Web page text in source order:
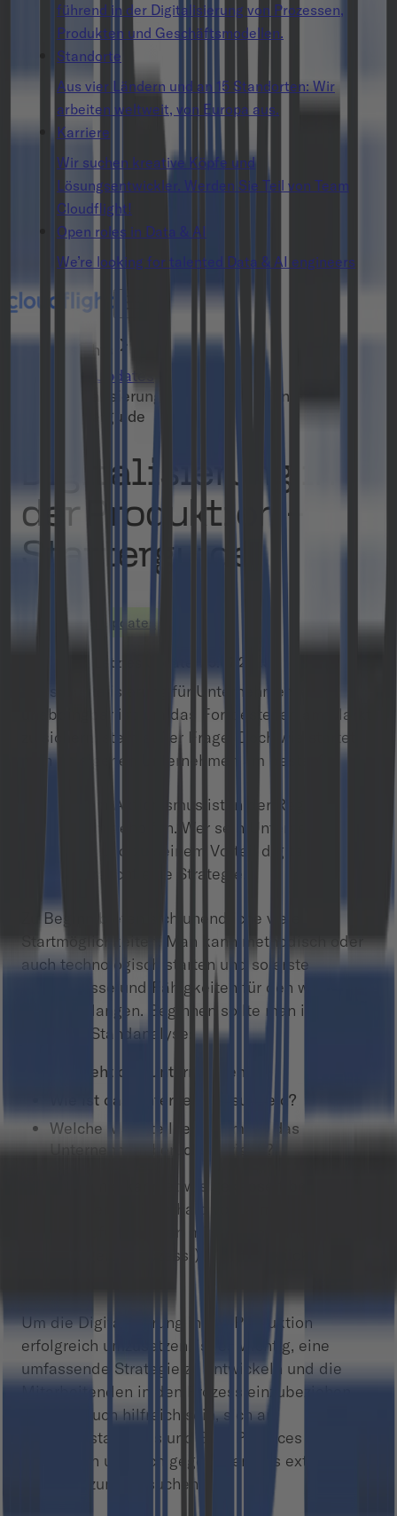
führend in der Digitalisierung von Prozessen,
Produkten und Geschäftsmodellen.
Standorte
Aus vier Ländern und an 15 Standorten: Wir
arbeiten weltweit, von Europa aus.
Karriere
Wir suchen kreative Köpfe und
Lösungsentwickler. Werden Sie Teil von Team
Cloudflight!
Open roles in Data & AI
We’re looking for talented Data & AI engineers
Insights
Tech Updates
Digitalisierung in der Produktion –
Starterguide
Digitalisierung in
der Produktion –
Starterguide
Tech Updates
Letztes Update: 25.07.2023
Dass Digitalisierung für Unternehmen
unabdingbar ist, um das Fortbestehen am Markt
zu sichern, steht außer Frage. Doch wie startet
man im eigenen Unternehmen am besten?
Mit blindem Aktionismus ist in der Regel
niemandem geholfen. Wer sein Unternehmen
nachhaltig und zu seinem Vorteil digitalisieren
möchte, braucht eine Strategie.
Zu Beginn bieten sich unendliche viele
Startmöglichkeiten. Man kann methodisch oder
auch technologisch starten und so erste
Erkenntnisse und Fähigkeiten für den weiteren
Verlauf erlangen. Beginnen sollte man immer mit
einer IST-Standanalyse:
Wo steht das Unternehmen?
Wie ist das Unternehmensumfeld?
Welche Marktteilnehmer muss das
Unternehmen berücksichtigen?
Selten bis nie kann etwas gekapselt betrachtet
werden. Gerade innerhalb von komplexen
Wertschöpfungsketten müssen vor- und
nachgelagerte (Prozess-)Schritte berücksichtigt
Um die Digitalisierung in der Produktion
erfolgreich umzusetzen, ist es wichtig, eine
umfassende Strategie zu entwickeln und die
Mitarbeitenden in den Prozess einzubeziehen.
Es kann auch hilfreich sein, sich an
Branchenstandards und Best Practices zu
orientieren und sich gegebenenfalls externe
Unterstützung zu suchen.